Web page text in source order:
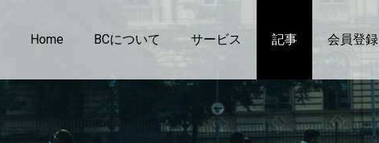
Home BCについて サービス 記事 会員登録